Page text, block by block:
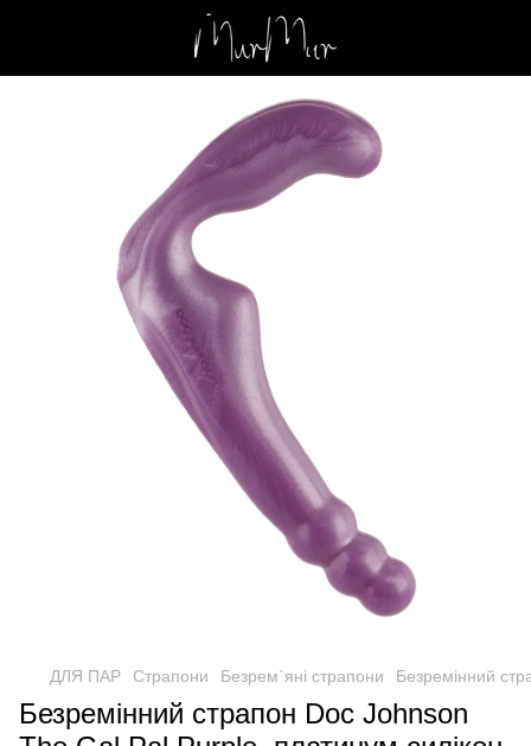
ДЛЯ ПАР Страпони Безрем`яні страпони Безремінний
Безремінний страпон Doc Johnson